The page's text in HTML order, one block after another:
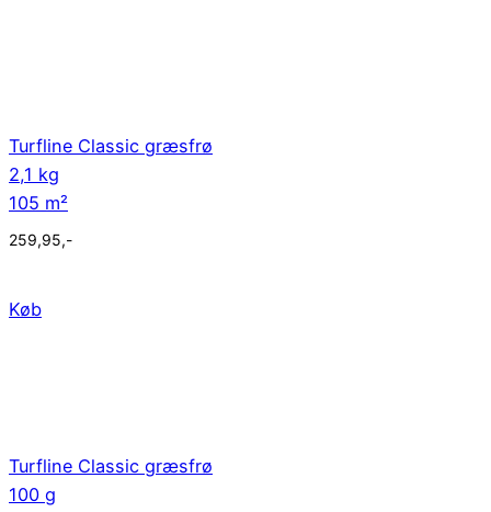
Køb
Turfline Classic græsfrø
2,1 kg
105 m²
259,95,-
Turfline Classic græsfrø
100 g